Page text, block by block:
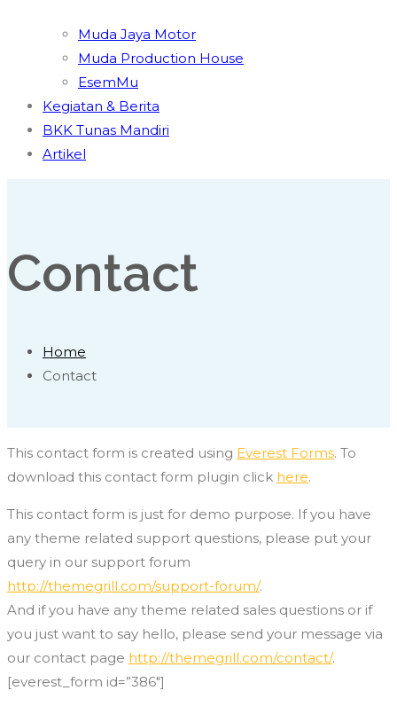
Muda Jaya Motor
Muda Production House
EsemMu
Kegiatan & Berita
BKK Tunas Mandiri
Artikel
Contact
Home
Contact
This contact form is created using Everest Forms. To
download this contact form plugin click here.
This contact form is just for demo purpose. If you have
any theme related support questions, please put your
query in our support forum
http://themegrill.com/support-forum/.
And if you have any theme related sales questions or if
you just want to say hello, please send your message via
our contact page http://themegrill.com/contact/.
[everest_form id=”386″]